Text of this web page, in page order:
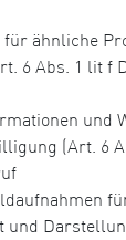
ähnliche
6 Abs. 1 lit f
und
(Art. 6
und